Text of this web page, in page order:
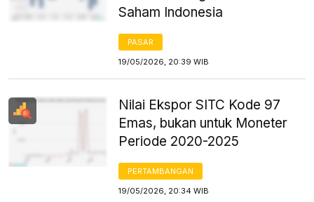
Saham Indonesia
PASAR
19/05/2026, 20:39 WIB
Nilai Ekspor SITC Kode 97
Emas, bukan untuk Moneter
Periode 2020-2025
PERTAMBANGAN
19/05/2026, 20:34 WIB